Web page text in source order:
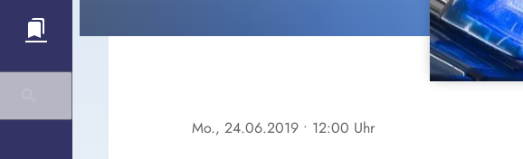
Mo., 24.06.2019 • 12:00 Uhr